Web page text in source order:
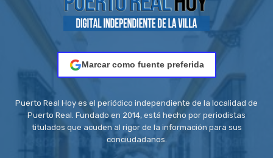
Marcar como fuente preferida
Puerto Real Hoy es el periódico independiente de la localidad de
Puerto Real. Fundado en 2014, está hecho por periodistas
titulados que acuden al rigor de la información para sus
conciudadanos.